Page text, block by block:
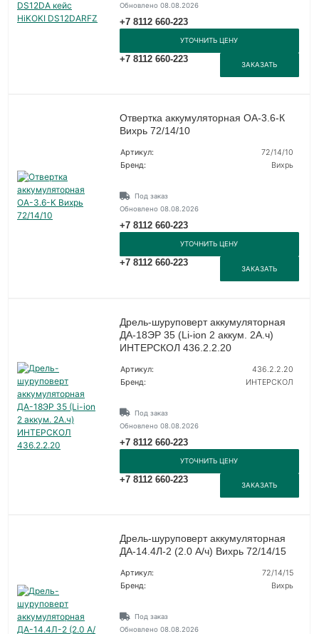
Обновлено 08.08.2026
+7 8112 660-223
УТОЧНИТЬ ЦЕНУ
+7 8112 660-223
ЗАКАЗАТЬ
Отвертка аккумуляторная ОА-3.6-К
Вихрь 72/14/10
Артикул:
72/14/10
Бренд:
Вихрь
Под заказ
Обновлено 08.08.2026
+7 8112 660-223
УТОЧНИТЬ ЦЕНУ
+7 8112 660-223
ЗАКАЗАТЬ
Дрель-шуруповерт аккумуляторная
ДА-18ЭР 35 (Li-ion 2 аккум. 2А.ч)
ИНТЕРСКОЛ 436.2.2.20
Артикул:
436.2.2.20
Бренд:
ИНТЕРСКОЛ
Под заказ
Обновлено 08.08.2026
+7 8112 660-223
УТОЧНИТЬ ЦЕНУ
+7 8112 660-223
ЗАКАЗАТЬ
Дрель-шуруповерт аккумуляторная
ДА-14.4Л-2 (2.0 А/ч) Вихрь 72/14/15
Артикул:
72/14/15
Бренд:
Вихрь
Под заказ
Обновлено 08.08.2026